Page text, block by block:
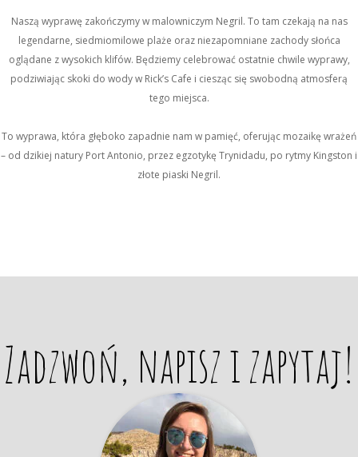
Naszą wyprawę zakończymy w malowniczym Negril. To tam czekają na nas
legendarne, siedmiomilowe plaże oraz niezapomniane zachody słońca
oglądane z wysokich klifów. Będziemy celebrować ostatnie chwile wyprawy,
podziwiając skoki do wody w Rick’s Cafe i ciesząc się swobodną atmosferą
tego miejsca.
To wyprawa, która głęboko zapadnie nam w pamięć, oferując mozaikę wrażeń
– od dzikiej natury Port Antonio, przez egzotykę Trynidadu, po rytmy Kingston i
złote piaski Negril.
Zadzwoń, napisz i zapytaj!